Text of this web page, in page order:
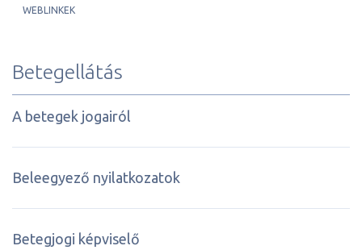
WEBLINKEK
Betegellátás
A betegek jogairól
Beleegyező nyilatkozatok
Betegjogi képviselő